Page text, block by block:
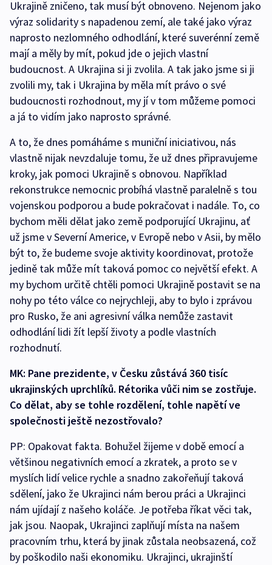
Ukrajině zničeno, tak musí být obnoveno. Nejenom jako
výraz solidarity s napadenou zemí, ale také jako výraz
naprosto nezlomného odhodlání, které suverénní země
mají a měly by mít, pokud jde o jejich vlastní
budoucnost. A Ukrajina si ji zvolila. A tak jako jsme si ji
zvolili my, tak i Ukrajina by měla mít právo o své
budoucnosti rozhodnout, my jí v tom můžeme pomoci
a já to vidím jako naprosto správné.
A to, že dnes pomáháme s muniční iniciativou, nás
vlastně nijak nevzdaluje tomu, že už dnes připravujeme
kroky, jak pomoci Ukrajině s obnovou. Například
rekonstrukce nemocnic probíhá vlastně paralelně s tou
vojenskou podporou a bude pokračovat i nadále. To, co
bychom měli dělat jako země podporující Ukrajinu, ať
už jsme v Severní Americe, v Evropě nebo v Asii, by mělo
být to, že budeme svoje aktivity koordinovat, protože
jedině tak může mít taková pomoc co největší efekt. A
my bychom určitě chtěli pomoci Ukrajině postavit se na
nohy po této válce co nejrychleji, aby to bylo i zprávou
pro Rusko, že ani agresivní válka nemůže zastavit
odhodlání lidi žít lepší životy a podle vlastních
rozhodnutí.
MK: Pane prezidente, v Česku zůstává 360 tisíc
ukrajinských uprchlíků. Rétorika vůči nim se zostřuje.
Co dělat, aby se tohle rozdělení, tohle napětí ve
společnosti ještě nezostřovalo?
PP: Opakovat fakta. Bohužel žijeme v době emocí a
většinou negativních emocí a zkratek, a proto se v
myslích lidí velice rychle a snadno zakořeňují taková
sdělení, jako že Ukrajinci nám berou práci a Ukrajinci
nám ujídají z našeho koláče. Je potřeba říkat věci tak,
jak jsou. Naopak, Ukrajinci zaplňují místa na našem
pracovním trhu, která by jinak zůstala neobsazená, což
by poškodilo naši ekonomiku. Ukrajinci, ukrajinští